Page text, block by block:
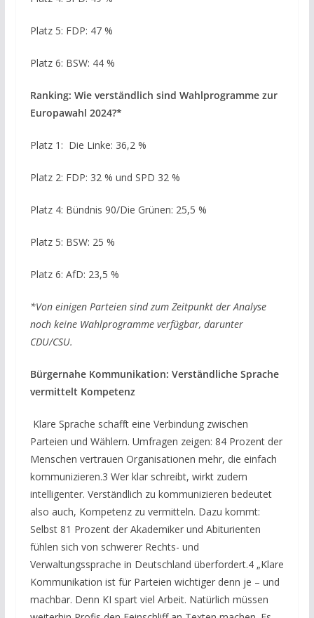
Platz 5: FDP: 47 %
Platz 6: BSW: 44 %
Ranking: Wie verständlich sind Wahlprogramme zur
Europawahl 2024?*
Platz 1: Die Linke: 36,2 %
Platz 2: FDP: 32 % und SPD 32 %
Platz 4: Bündnis 90/Die Grünen: 25,5 %
Platz 5: BSW: 25 %
Platz 6: AfD: 23,5 %
*Von einigen Parteien sind zum Zeitpunkt der Analyse
noch keine Wahlprogramme verfügbar, darunter
CDU/CSU.
Bürgernahe Kommunikation: Verständliche Sprache
vermittelt Kompetenz
Klare Sprache schafft eine Verbindung zwischen
Parteien und Wählern. Umfragen zeigen: 84 Prozent der
Menschen vertrauen Organisationen mehr, die einfach
kommunizieren.3 Wer klar schreibt, wirkt zudem
intelligenter. Verständlich zu kommunizieren bedeutet
also auch, Kompetenz zu vermitteln. Dazu kommt:
Selbst 81 Prozent der Akademiker und Abiturienten
fühlen sich von schwerer Rechts- und
Verwaltungssprache in Deutschland überfordert.4 „Klare
Kommunikation ist für Parteien wichtiger denn je – und
machbar. Denn KI spart viel Arbeit. Natürlich müssen